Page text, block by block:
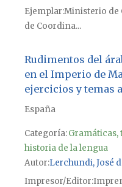
Ejemplar Ministerio de
de Coordina...
Rudimentos del
en el Imperio de
ejercicios y temas
España
Categoría:Gramáticas,
historia de la lengua
Autor Lerchundi, José
Impresor/Editor